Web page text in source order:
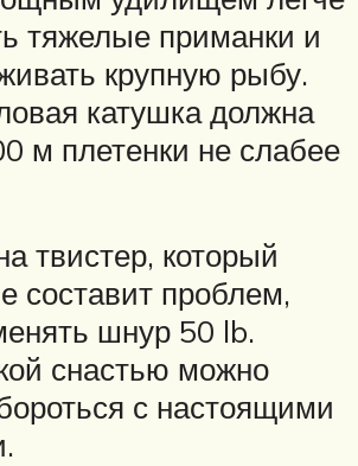
тяжелые приманки и
крупную рыбу.
катушка должна
м плетенки не слабее
твистер, который
составит проблем,
шнур 50 lb.
снастью можно
с настоящими